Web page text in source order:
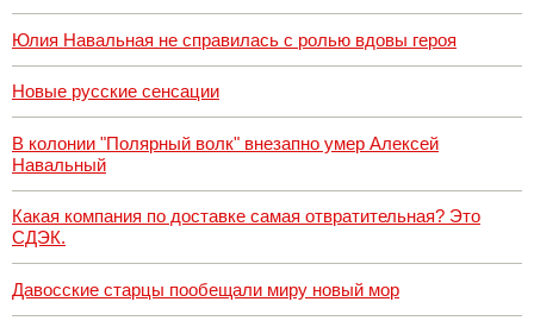
Юлия Навальная не справилась с ролью вдовы героя
Новые русские сенсации
В колонии "Полярный волк" внезапно умер Алексей
Навальный
Какая компания по доставке самая отвратительная? Это
СДЭК.
Давосские старцы пообещали миру новый мор